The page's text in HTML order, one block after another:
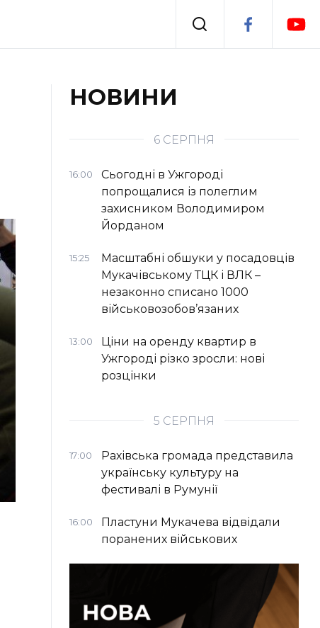
Події
НОВИНИ
6 СЕРПНЯ
16:00
Сьогодні в Ужгороді
попрощалися із полеглим
захисником Володимиром
Йорданом
15:25
Масштабні обшуки у посадовців
Мукачівському ТЦК і ВЛК –
незаконно списано 1000
військовозобов’язаних
13:00
Ціни на оренду квартир в
Ужгороді різко зросли: нові
розцінки
5 СЕРПНЯ
17:00
Рахівська громада представила
українську культуру на
фестивалі в Румунії
16:00
Пластуни Мукачева відвідали
поранених військових